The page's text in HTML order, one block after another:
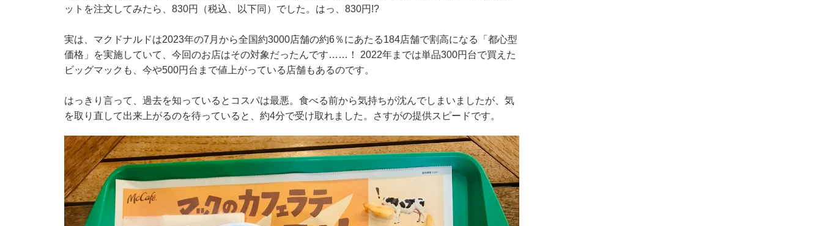
ットを注文してみたら、830円（税込、以下同）でした。はっ、830円!?
実は、マクドナルドは2023年の7月から全国約3000店舗の約6％にあたる184店舗で割高になる「都心型
価格」を実施していて、今回のお店はその対象だったんです……！ 2022年までは単品300円台で買えた
ビッグマックも、今や500円台まで値上がっている店舗もあるのです。
はっきり言って、過去を知っているとコスパは最悪。食べる前から気持ちが沈んでしまいましたが、気
を取り直して出来上がるのを待っていると、約4分で受け取れました。さすがの提供スピードです。